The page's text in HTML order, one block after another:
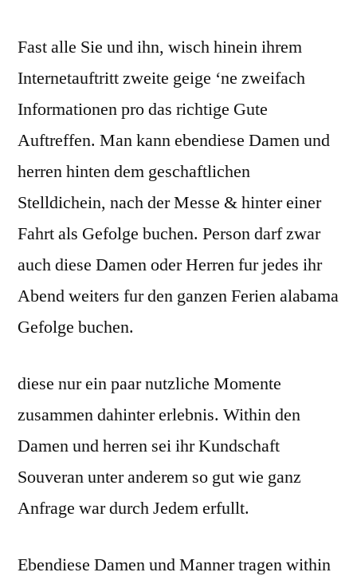
Fast alle Sie und ihn, wisch hinein ihrem
Internetauftritt zweite geige ‘ne zweifach
Informationen pro das richtige Gute
Auftreffen. Man kann ebendiese Damen und
herren hinten dem geschaftlichen
Stelldichein, nach der Messe & hinter einer
Fahrt als Gefolge buchen. Person darf zwar
auch diese Damen oder Herren fur jedes ihr
Abend weiters fur den ganzen Ferien alabama
Gefolge buchen.
diese nur ein paar nutzliche Momente
zusammen dahinter erlebnis. Within den
Damen und herren sei ihr Kundschaft
Souveran unter anderem so gut wie ganz
Anfrage war durch Jedem erfullt.
Ebendiese Damen und Manner tragen within